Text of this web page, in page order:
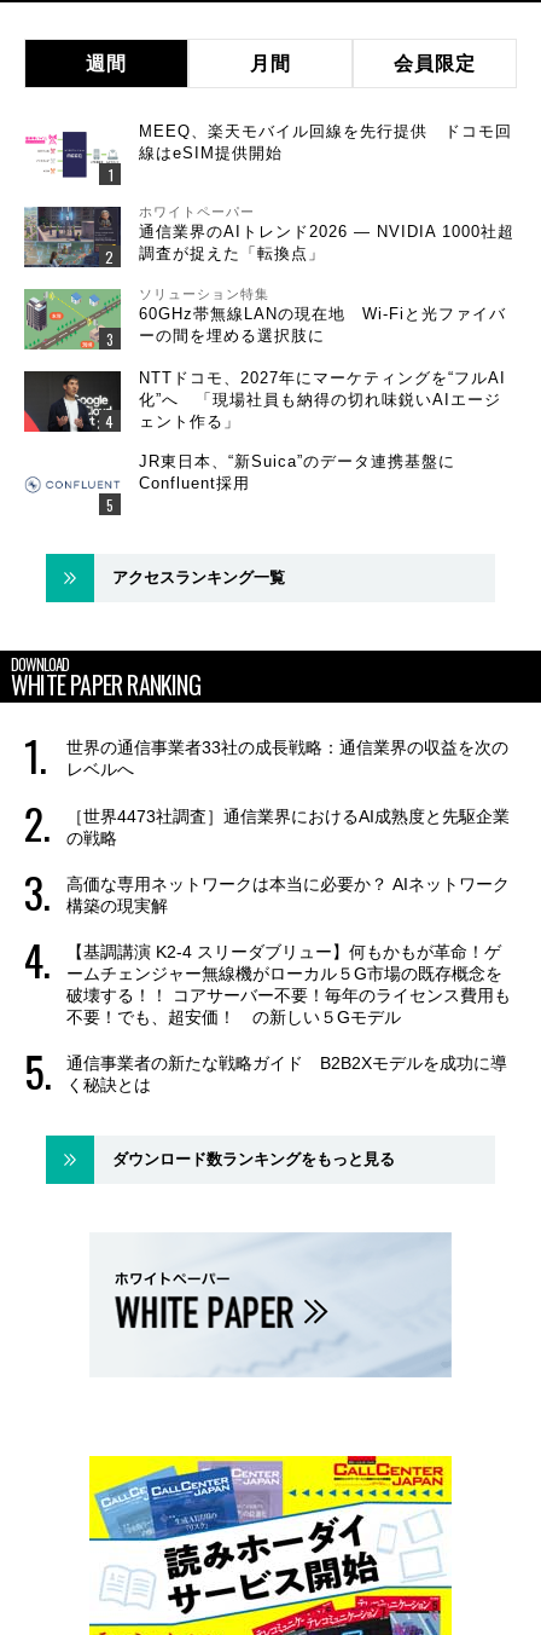
週間 月間 会員限定
MEEQ、楽天モバイル回線を先行提供 ドコモ回
線はeSIM提供開始
ホワイトペーパー
通信業界のAIトレンド2026 ― NVIDIA 1000社超
調査が捉えた「転換点」
ソリューション特集
60GHz帯無線LANの現在地 Wi-Fiと光ファイバ
ーの間を埋める選択肢に
NTTドコモ、2027年にマーケティングを“フルAI
化”へ 「現場社員も納得の切れ味鋭いAIエージ
ェント作る」
JR東日本、“新Suica”のデータ連携基盤に
Confluent採用
アクセスランキング一覧
DOWNLOAD
WHITE PAPER RANKING
世界の通信事業者33社の成長戦略：通信業界の収益を次の
レベルへ
［世界4473社調査］通信業界におけるAI成熟度と先駆企業
の戦略
高価な専用ネットワークは本当に必要か？ AIネットワーク
構築の現実解
【基調講演 K2-4 スリーダブリュー】何もかもが革命！ゲ
ームチェンジャー無線機がローカル５G市場の既存概念を
破壊する！！ コアサーバー不要！毎年のライセンス費用も
不要！でも、超安価！ の新しい５Gモデル
通信事業者の新たな戦略ガイド B2B2Xモデルを成功に導
く秘訣とは
ダウンロード数ランキングをもっと見る